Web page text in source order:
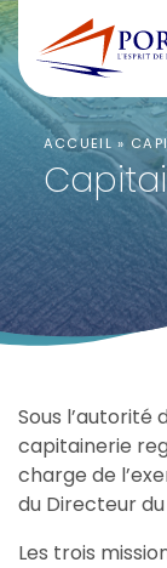
ACCUEIL »
Sous
capitainerie
charge de
du Directeur
Les trois